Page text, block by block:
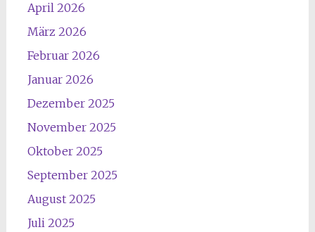
April 2026
März 2026
Februar 2026
Januar 2026
Dezember 2025
November 2025
Oktober 2025
September 2025
August 2025
Juli 2025